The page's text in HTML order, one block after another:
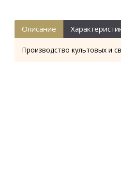
Описание
Производство культовых и